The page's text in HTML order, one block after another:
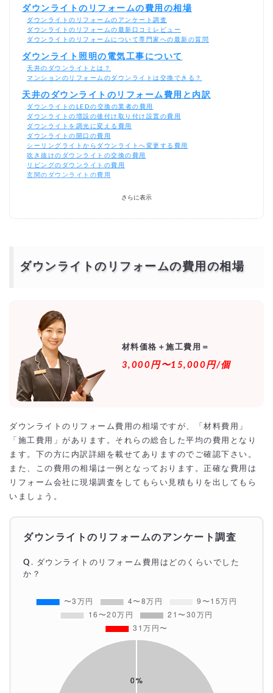
ダウンライトのリフォームの費用の相場
ダウンライトのリフォームのアンケート調査
ダウンライトのリフォームの最新口コミレビュー
ダウンライトのリフォームについて専門家への最新の質問
ダウンライト照明の電気工事について
天井のダウンライトとは？
マンションのリフォームのダウンライトは交換できる？
天井のダウンライトのリフォーム費用と内訳
ダウンライトのLEDの交換の業者の費用
ダウンライトの増設の後付け取り付け設置の費用
ダウンライトを調光に変える費用
ダウンライトの開口の費用
シーリングライトからダウンライトへ変更する費用
吹き抜けのダウンライトの交換の費用
リビングのダウンライトの費用
玄関のダウンライトの費用
トは？どこに頼むといい？
電気量販店のダウンライト交換は安い？
電気量販店別｜ダウンライト交換の費用と特徴
エディオン｜店舗相談しやすく安心のセット価格
ヤマダ電機｜長期保証とアフターサポートが充実
ジョーシン｜価格と対応エリアのバランスが魅力
ケーズデンキ｜低価格帯でシンプルな交換に強み
コジマ｜ビックカメラグループのネットワークを活用
ビックカメラ｜製品＋工事のパッケージ販売が便利
ダウンライト取り付けを激安・格安でするには？
一括見積もり無料サービスで安くダウンライト取り付けをできる優良業
者を探す！
より安価で依頼するには？
さらに表示
ダウンライトのリフォームの費用の相場
材料価格＋施工費用＝
3,000円〜15,000円/個
ダウンライトのリフォーム費用の相場ですが、「材料費用」
「施工費用」があります。それらの総合した平均の費用となり
ます。下の方に内訳詳細を載せてありますのでご確認下さい。
また、この費用の相場は一例となっております。正確な費用は
リフォーム会社に現場調査をしてもらい見積もりを出してもら
いましょう。
ダウンライトのリフォームのアンケート調査
Q . ダウンライト のリフォーム費用はどのくらいでした
か？